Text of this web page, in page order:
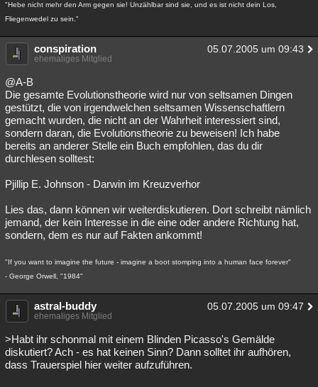
"Hebe nicht mehr den Arm gegen sie! Unzählbar sind sie, und es ist nicht dein Los,
Fliegenwedel zu sein."
conspiration 05.07.2005 um 09:43
ehemaliges Mitglied
@A-B
Die gesamte Evolutionstheorie wird nur von seltsamen Dingen
gestützt, die von irgendwelchen seltsamen Wissenschaftlern
gemacht wurden, die nicht an der Wahrheit interessiert sind,
sondern daran, die Evolutionstheorie zu beweisen! Ich habe
bereits an anderer Stelle ein Buch empfohlen, das du dir
durchlesen solltest:
Pjillip E. Johnson - Darwin im Kreuzverhor
Lies das, dann können wir weiterdiskutieren. Dort schreibt nämlich
jemand, der kein Interesse in die eine oder andere Richtung hat,
sondern, dem es nur auf Fakten ankommt!
"If you want to imagine the future - imagine a boot stomping into a human face forever"
- George Orwell, "1984"
astral-buddy 05.07.2005 um 09:47
ehemaliges Mitglied
>Habt ihr schonmal mit einem Blinden Picasso's Gemälde
diskutiert? Ach - es hat keinen Sinn? Dann solltet ihr aufhören,
dass Trauerspiel hier weiter aufzuführen.